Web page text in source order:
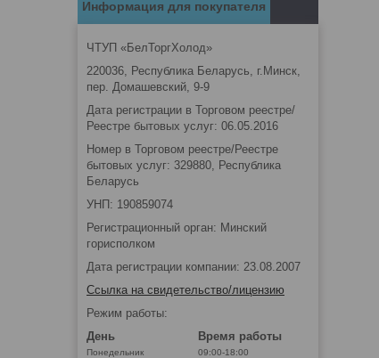
Информация для покупателя
ЧТУП «БелТоргХолод»
220036, Республика Беларусь, г.Минск,
пер. Домашевский, 9-9
Дата регистрации в Торговом реестре/
Реестре бытовых услуг: 06.05.2016
Номер в Торговом реестре/Реестре
бытовых услуг: 329880, Республика
Беларусь
УНП: 190859074
Регистрационный орган: Минский
горисполком
Дата регистрации компании: 23.08.2007
Ссылка на свидетельство/лицензию
Режим работы:
День
Время работы
Понедельник
09:00-18:00